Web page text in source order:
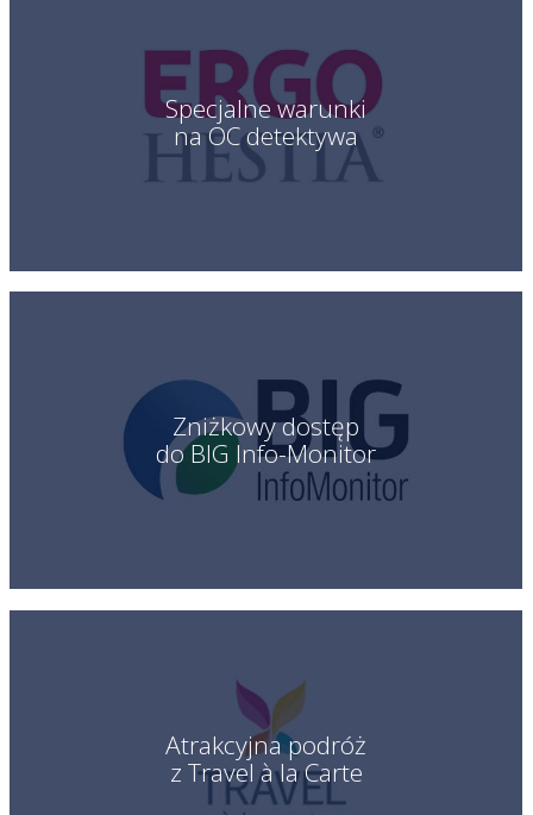
Specjalne warunki
na OC detektywa
Zniżkowy dostęp
do BIG Info-Monitor
Atrakcyjna podróż
z Travel à la Carte